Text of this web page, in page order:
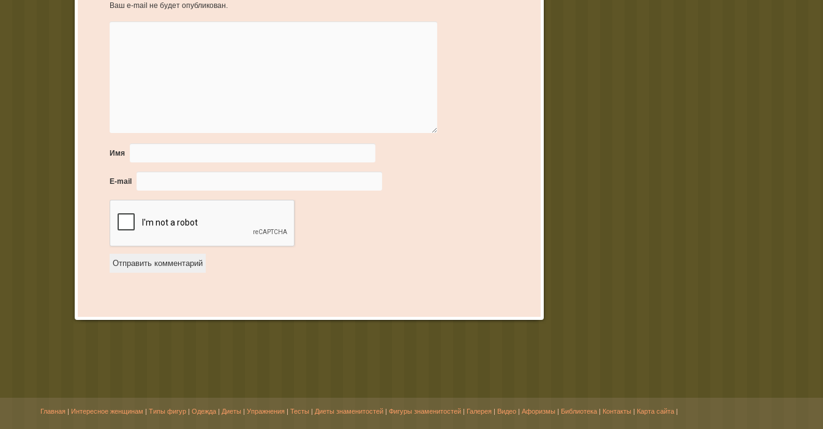
Ваш e-mail не будет опубликован.
Имя
E-mail
Главная Интересное женщинам Типы фигур Одежда Диеты Упражнения Тесты Диеты знаменитостей Фигуры знаменитостей Галерея Видео Афоризмы Библиотека Контакты Карта сайта